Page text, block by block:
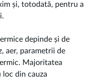
și, totodată, pentru a
depinde și de
aer, parametrii de
Majoritatea
din cauza